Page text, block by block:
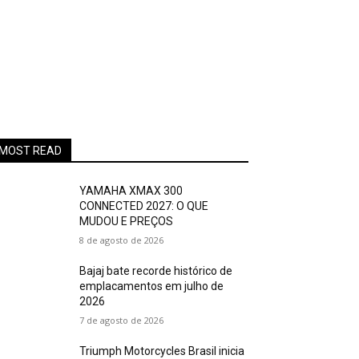
MOST READ
YAMAHA XMAX 300
CONNECTED 2027: O QUE
MUDOU E PREÇOS
8 de agosto de 2026
Bajaj bate recorde histórico de
emplacamentos em julho de
2026
7 de agosto de 2026
Triumph Motorcycles Brasil inicia